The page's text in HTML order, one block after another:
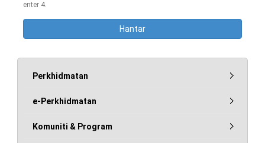
enter 4.
Perkhidmatan
e-Perkhidmatan
Komuniti & Program